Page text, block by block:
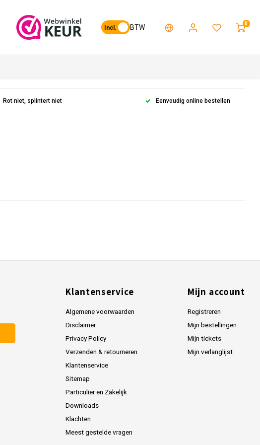
Incl. BTW 0
Rot niet, splintert niet Eenvoudig online bestellen
Klantenservice
Algemene voorwaarden
Disclaimer
Privacy Policy
Verzenden & retourneren
Klantenservice
Sitemap
Particulier en Zakelijk
Downloads
Klachten
Meest gestelde vragen
Mijn account
Registreren
Mijn bestellingen
Mijn tickets
Mijn verlanglijst